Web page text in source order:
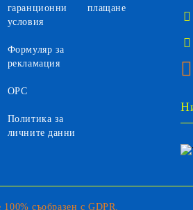
гаранционни
условия
Формуляр за
рекламация
ОРС
Политика за
личните данни
плащане
съобразен с GDPR.